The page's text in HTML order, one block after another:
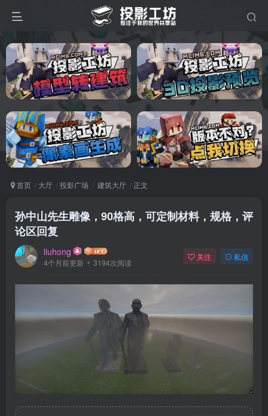
首页 大厅 投影广场 建筑大厅 正文
孙中山先生雕像，90格高，可定制材料，规格，评
论区回复
liuhong
4个月前更新 3194次阅读
关注 私信